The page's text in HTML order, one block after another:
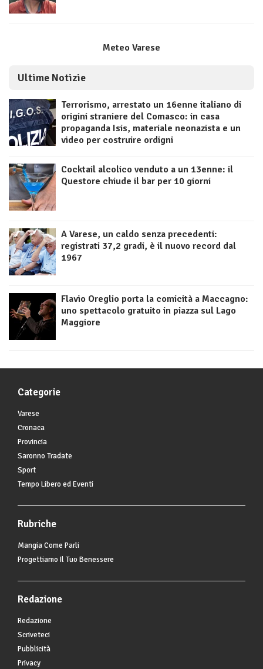
Meteo Varese
Ultime Notizie
Terrorismo, arrestato un 16enne italiano di
origini straniere del Comasco: in casa
propaganda Isis, materiale neonazista e un
video per costruire ordigni
Cocktail alcolico venduto a un 13enne: il
Questore chiude il bar per 10 giorni
A Varese, un caldo senza precedenti:
registrati 37,2 gradi, è il nuovo record dal
1967
Flavio Oreglio porta la comicità a Maccagno:
uno spettacolo gratuito in piazza sul Lago
Maggiore
Categorie
Varese
Cronaca
Provincia
Saronno Tradate
Sport
Tempo Libero ed Eventi
Rubriche
Mangia Come Parli
Progettiamo Il Tuo Benessere
Redazione
Redazione
Scriveteci
Pubblicità
Privacy